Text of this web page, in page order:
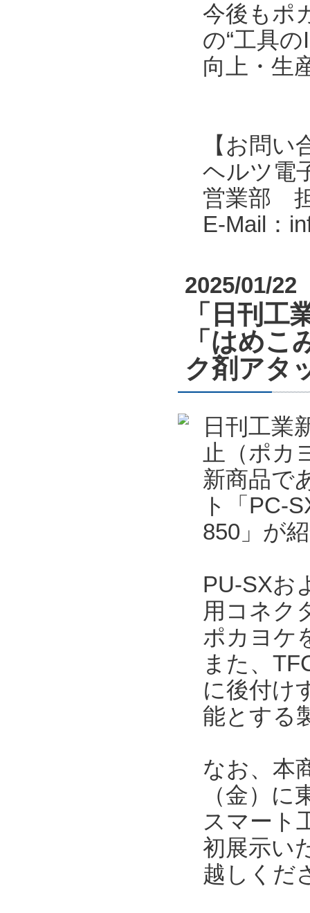
今後もポ
の“工具
向上・生
【お問い
ヘルツ電
営業部
E-Mail：
2025/01/22
「日刊工
「はめ
ク剤アタ
日刊工業
止（ポカ
新商品で
ト「PC-
850」が
PU-SXお
用コネク
ポカヨケ
また、
に後付け
能とする
なお、本
（金）
スマート
初展示い
越しくだ